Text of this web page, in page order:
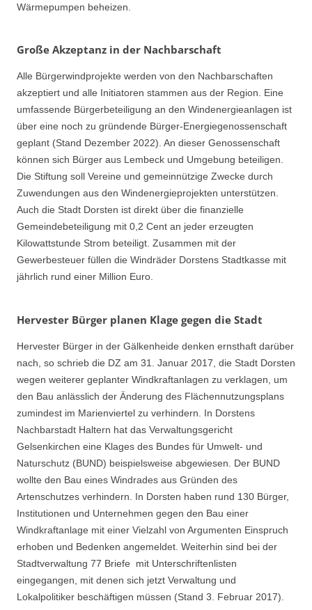
Wärmepumpen beheizen.
Große Akzeptanz in der Nachbarschaft
Alle Bürgerwindprojekte werden von den Nachbarschaften
akzeptiert und alle Initiatoren stammen aus der Region. Eine
umfassende Bürgerbeteiligung an den Windenergieanlagen ist
über eine noch zu gründende Bürger-Energiegenossenschaft
geplant (Stand Dezember 2022). An dieser Genossenschaft
können sich Bürger aus Lembeck und Umgebung beteiligen.
Die Stiftung soll Vereine und gemeinnützige Zwecke durch
Zuwendungen aus den Windenergieprojekten unterstützen.
Auch die Stadt Dorsten ist direkt über die finanzielle
Gemeindebeteiligung mit 0,2 Cent an jeder erzeugten
Kilowattstunde Strom beteiligt. Zusammen mit der
Gewerbesteuer füllen die Windräder Dorstens Stadtkasse mit
jährlich rund einer Million Euro.
Hervester Bürger planen Klage gegen die Stadt
Hervester Bürger in der Gälkenheide denken ernsthaft darüber
nach, so schrieb die DZ am 31. Januar 2017, die Stadt Dorsten
wegen weiterer geplanter Windkraftanlagen zu verklagen, um
den Bau anlässlich der Änderung des Flächennutzungsplans
zumindest im Marienviertel zu verhindern. In Dorstens
Nachbarstadt Haltern hat das Verwaltungsgericht
Gelsenkirchen eine Klages des Bundes für Umwelt- und
Naturschutz (BUND) beispielsweise abgewiesen. Der BUND
wollte den Bau eines Windrades aus Gründen des
Artenschutzes verhindern. In Dorsten haben rund 130 Bürger,
Institutionen und Unternehmen gegen den Bau einer
Windkraftanlage mit einer Vielzahl von Argumenten Einspruch
erhoben und Bedenken angemeldet. Weiterhin sind bei der
Stadtverwaltung 77 Briefe mit Unterschriftenlisten
eingegangen, mit denen sich jetzt Verwaltung und
Lokalpolitiker beschäftigen müssen (Stand 3. Februar 2017).